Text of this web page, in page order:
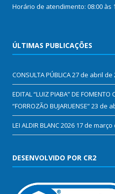
Horário de atendimento: 08:00 às
ÚLTIMAS PUBLICAÇÕES
CONSULTA PÚBLICA27 de abril de
EDITAL “LUIZ PIABA” DE FOMENTO
“FORROZÃO BUJARUENSE”23 de
LEI ALDIR BLANC 2026 17 de março
DESENVOLVIDO POR CR2